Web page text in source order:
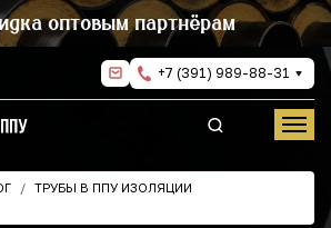
оптовым партнёрам
+7 (391) 989-88-31
ТРУБЫ В ППУ ИЗОЛЯЦИИ